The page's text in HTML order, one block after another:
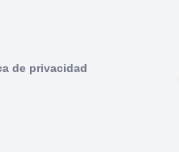
de privacidad